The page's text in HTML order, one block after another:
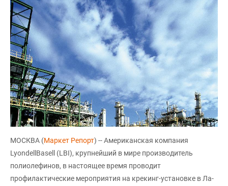
МОСКВА (Маркет Репорт) -- Американская компания
LyondellBasell (LBI), крупнейший в мире производитель
полиолефинов, в настоящее время проводит
профилактические мероприятия на крекинг-установке в Ла-